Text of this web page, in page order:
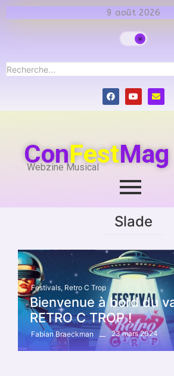
9 août 2026
ConFestMag
Webzine Musical
Slade
Festivals, Retro C Trop
Bienvenue à bord du
RETRO C TROP !
Fabian Braeckman 23 mars 2024